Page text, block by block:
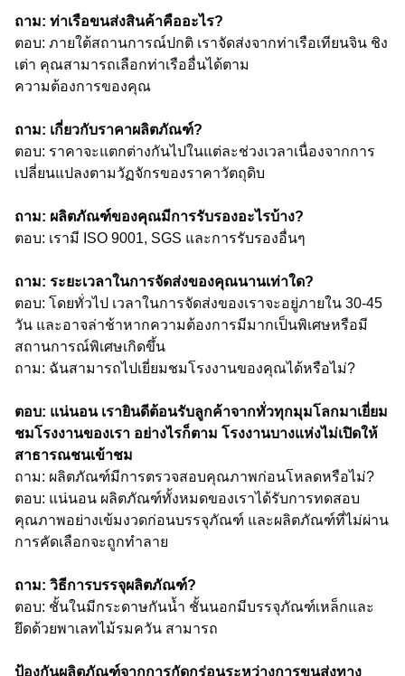
ถาม: ท่าเรือขนส่งสินค้าคืออะไร?
ตอบ: ภายใต้สถานการณ์ปกติ เราจัดส่งจากท่าเรือเทียนจิน ชิง
เต่า คุณสามารถเลือกท่าเรืออื่นได้ตาม
ความต้องการของคุณ
ถาม: เกี่ยวกับราคาผลิตภัณฑ์?
ตอบ: ราคาจะแตกต่างกันไปในแต่ละช่วงเวลาเนื่องจากการ
เปลี่ยนแปลงตามวัฏจักรของราคาวัตถุดิบ
ถาม: ผลิตภัณฑ์ของคุณมีการรับรองอะไรบ้าง?
ตอบ: เรามี ISO 9001, SGS และการรับรองอื่นๆ
ถาม: ระยะเวลาในการจัดส่งของคุณนานเท่าใด?
ตอบ: โดยทั่วไป เวลาในการจัดส่งของเราจะอยู่ภายใน 30-45
วัน และอาจล่าช้าหากความต้องการมีมากเป็นพิเศษหรือมี
สถานการณ์พิเศษเกิดขึ้น
ถาม: ฉันสามารถไปเยี่ยมชมโรงงานของคุณได้หรือไม่?
ตอบ: แน่นอน เรายินดีต้อนรับลูกค้าจากทั่วทุกมุมโลกมาเยี่ยม
ชมโรงงานของเรา อย่างไรก็ตาม โรงงานบางแห่งไม่เปิดให้
สาธารณชนเข้าชม
ถาม: ผลิตภัณฑ์มีการตรวจสอบคุณภาพก่อนโหลดหรือไม่?
ตอบ: แน่นอน ผลิตภัณฑ์ทั้งหมดของเราได้รับการทดสอบ
คุณภาพอย่างเข้มงวดก่อนบรรจุภัณฑ์ และผลิตภัณฑ์ที่ไม่ผ่าน
การคัดเลือกจะถูกทำลาย
ถาม: วิธีการบรรจุผลิตภัณฑ์?
ตอบ: ชั้นในมีกระดาษกันน้ำ ชั้นนอกมีบรรจุภัณฑ์เหล็กและ
ยึดด้วยพาเลทไม้รมควัน สามารถ
ป้องกันผลิตภัณฑ์จากการกัดกร่อนระหว่างการขนส่งทาง